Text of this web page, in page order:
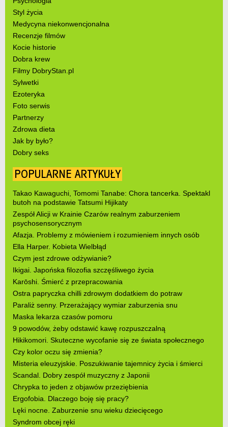
Styl życia
Medycyna niekonwencjonalna
Recenzje filmów
Kocie historie
Dobra krew
Filmy DobryStan.pl
Sylwetki
Ezoteryka
Foto serwis
Partnerzy
Zdrowa dieta
Jak by było?
Dobry seks
POPULARNE ARTYKUŁY
Takao Kawaguchi, Tomomi Tanabe: Chora tancerka. Spektakl
butoh na podstawie Tatsumi Hijikaty
Zespół Alicji w Krainie Czarów realnym zaburzeniem
psychosensorycznym
Afazja. Problemy z mówieniem i rozumieniem innych osób
Ella Harper. Kobieta Wielbłąd
Czym jest zdrowe odżywianie?
Ikigai. Japońska filozofia szczęśliwego życia
Karōshi. Śmierć z przepracowania
Ostra papryczka chilli zdrowym dodatkiem do potraw
Paraliż senny. Przerażający wymiar zaburzenia snu
Maska lekarza czasów pomoru
9 powodów, żeby odstawić kawę rozpuszczalną
Hikikomori. Skuteczne wycofanie się ze świata społecznego
Czy kolor oczu się zmienia?
Misteria eleuzyjskie. Poszukiwanie tajemnicy życia i śmierci
Scandal. Dobry zespół muzyczny z Japonii
Chrypka to jeden z objawów przeziębienia
Ergofobia. Dlaczego boję się pracy?
Lęki nocne. Zaburzenie snu wieku dziecięcego
Syndrom obcej ręki